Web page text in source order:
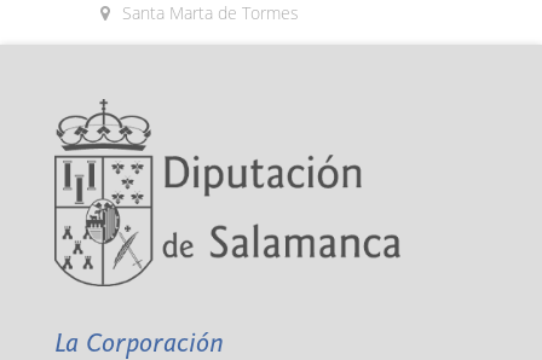
Santa Marta de Tormes
La Corporación